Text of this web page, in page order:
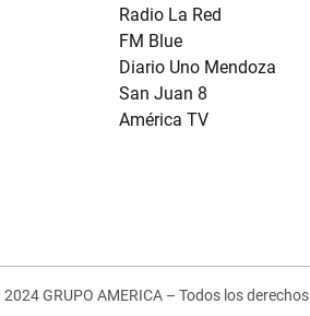
Radio La Red
FM Blue
Diario Uno Mendoza
San Juan 8
América TV
GRUPO AMERICA – Todos los derechos